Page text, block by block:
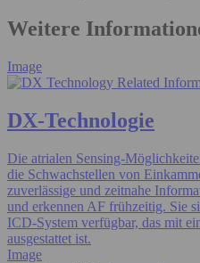
Weitere
Image
DX-Technologie
Die atrialen Sensing-
die Schwachstellen von
zuverlässige und zeitnahe
und erkennen AF frühzeitig. Sie
ICD-System verfügbar, das mit
ausgestattet ist.
Image